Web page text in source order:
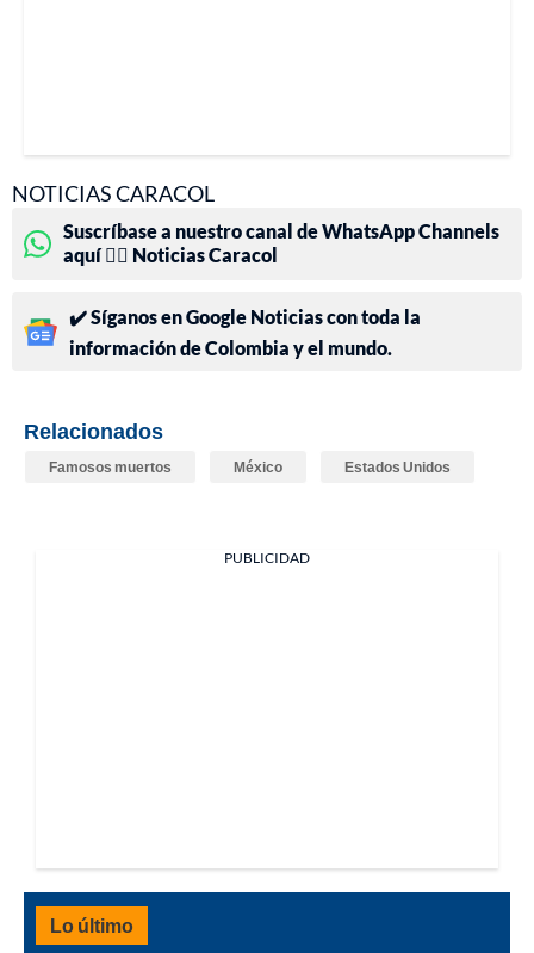
NOTICIAS CARACOL
Suscríbase a nuestro canal de WhatsApp Channels
aquí 👉🏻 Noticias Caracol
✔️ Síganos en Google Noticias con toda la
información de Colombia y el mundo.
Relacionados
Famosos muertos México Estados Unidos
PUBLICIDAD
Lo último